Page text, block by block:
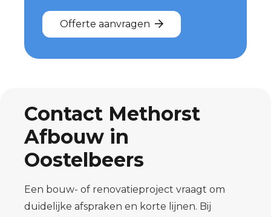
Offerte aanvragen
Contact Methorst
Afbouw in
Oostelbeers
Een bouw- of renovatieproject vraagt om
duidelijke afspraken en korte lijnen. Bij